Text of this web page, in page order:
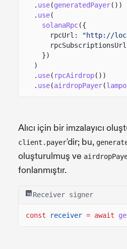
. use(generatedPayer())
. use(
solanaRpc({
rpcUrl:
"http://
})
)
. use( rpcAirdrop())
. use(airdropPayer(
Alıcı için bir imzalayıcı
client.payer'dir; bu,
oluşturulmuş ve
fonlanmıştır.
Receiver signer
const receiver = await